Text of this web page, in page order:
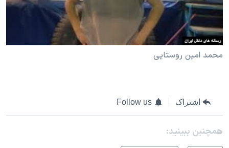
محمد امین روستایی
اشتراک Follow us
همچنبن ببینید: